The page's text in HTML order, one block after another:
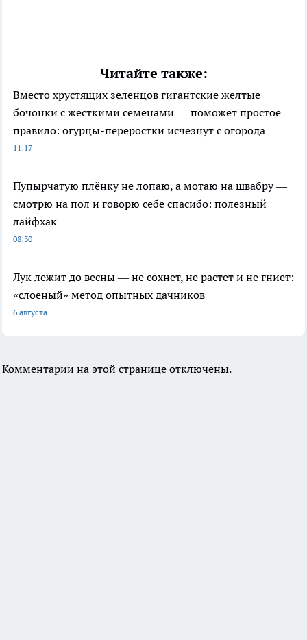
Читайте также:
Вместо хрустящих зеленцов гигантские желтые
бочонки с жесткими семенами — поможет простое
правило: огурцы-переростки исчезнут с огорода
11:17
Пупырчатую плёнку не лопаю, а мотаю на швабру —
смотрю на пол и говорю себе спасибо: полезный
лайфхак
08:30
Лук лежит до весны — не сохнет, не растет и не гниет:
«слоеный» метод опытных дачников
6 августа
Комментарии на этой странице отключены.